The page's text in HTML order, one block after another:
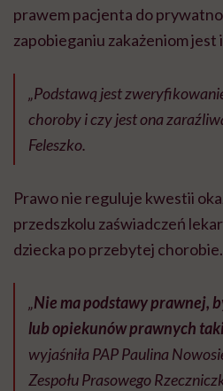
prawem pacjenta do
zapobieganiu zakażeniom jest
„Podstawą jest
choroby i czy jest ona
Feleszko.
Prawo nie reguluje kwestii
przedszkolu zaświadczeń
dziecka po przebytej chorobie.
„Nie ma podstawy prawnej,
lub opiekunów prawnych
wyjaśniła PAP Paulina
Zespołu Prasowego